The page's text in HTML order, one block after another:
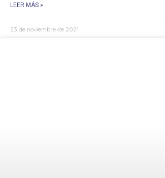
LEER MÁS »
23 de noviembre de 2021